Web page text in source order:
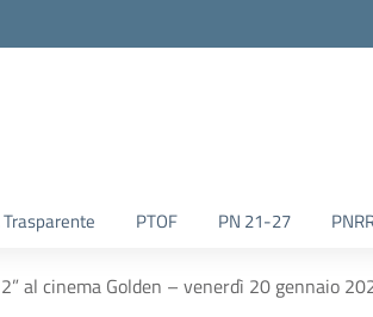
PTOF PN 21-27
al cinema Golden – venerdì 20 gennaio